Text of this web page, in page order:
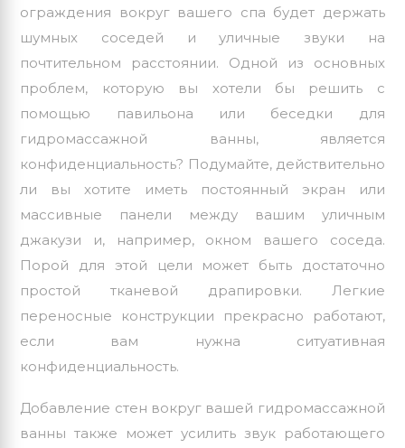
ограждения вокруг вашего спа будет держать
шумных соседей иуличные звуки на
почтительном расстоянии. Одной из основных
проблем, которую вы хотели бы решить с
помощью павильона или беседки для
гидромассажной ванны, является
конфиденциальность? Подумайте, действительно
ли вы хотите иметь постоянный экран или
массивные панели между вашим уличным
джакузи и, например, окном вашего соседа.
Порой для этой цели может быть достаточно
простой тканевой драпировки. Легкие
переносные конструкции прекрасно работают,
если вам нужна ситуативная
конфиденциальность.
Добавление стен вокруг вашей гидромассажной
ванны также может усилить звук работающего